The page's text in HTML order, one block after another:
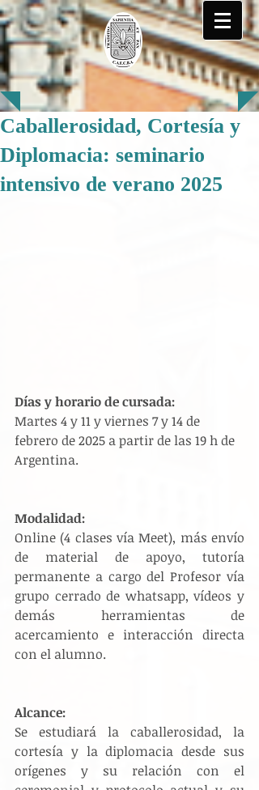
Caballerosidad, Cortesía y
Diplomacia: seminario
intensivo de verano 2025
Días y horario de cursada:
Martes 4 y 11 y viernes 7 y 14 de
febrero de 2025 a partir de las 19 h de
Argentina.
Modalidad:
Online (4 clases vía Meet), más envío
de material de apoyo, tutoría
permanente a cargo del Profesor vía
grupo cerrado de whatsapp, vídeos y
demás herramientas de
acercamiento e interacción directa
con el alumno.
Alcance:
Se estudiará la caballerosidad, la
cortesía y la diplomacia desde sus
orígenes y su relación con el